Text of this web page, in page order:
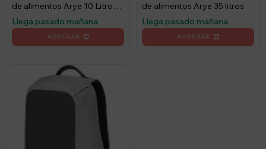
de alimentos Arye 10 Litros -
Gris/Negro
Llega pasado mañana
de alimentos Arye 35 litros
Llega pasado mañana